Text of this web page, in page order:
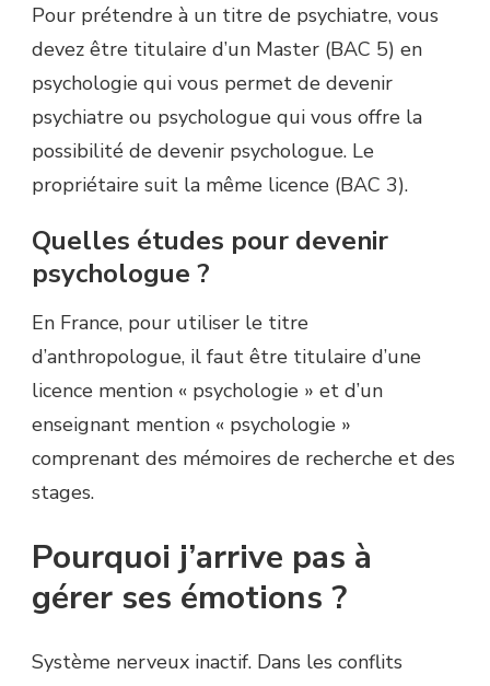
Pour prétendre à un titre de psychiatre, vous
devez être titulaire d’un Master (BAC 5) en
psychologie qui vous permet de devenir
psychiatre ou psychologue qui vous offre la
possibilité de devenir psychologue. Le
propriétaire suit la même licence (BAC 3).
Quelles études pour devenir
psychologue ?
En France, pour utiliser le titre
d’anthropologue, il faut être titulaire d’une
licence mention « psychologie » et d’un
enseignant mention « psychologie »
comprenant des mémoires de recherche et des
stages.
Pourquoi j’arrive pas à
gérer ses émotions ?
Système nerveux inactif. Dans les conflits